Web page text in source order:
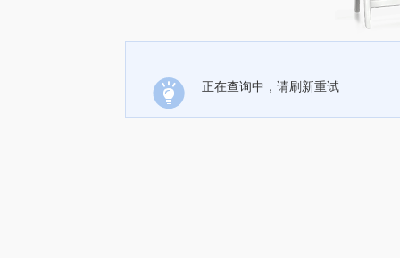
正在查询中，请刷新重试